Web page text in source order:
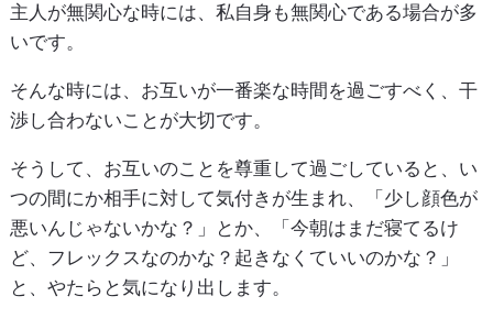
主人が無関心な時には、私自身も無関心である場合が多
いです。
そんな時には、お互いが一番楽な時間を過ごすべく、干
渉し合わないことが大切です。
そうして、お互いのことを尊重して過ごしていると、い
つの間にか相手に対して気付きが生まれ、「少し顔色が
悪いんじゃないかな？」とか、「今朝はまだ寝てるけ
ど、フレックスなのかな？起きなくていいのかな？」
と、やたらと気になり出します。